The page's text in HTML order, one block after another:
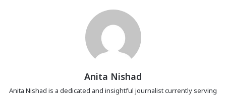
Anita Nishad
Anita Nishad is a dedicated and insightful journalist currently serving